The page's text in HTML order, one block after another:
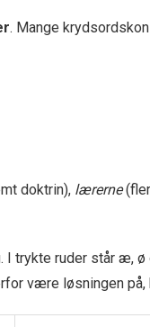
. Mange
doktrin), lærerne
trykte ruder står æ,
være løsningen